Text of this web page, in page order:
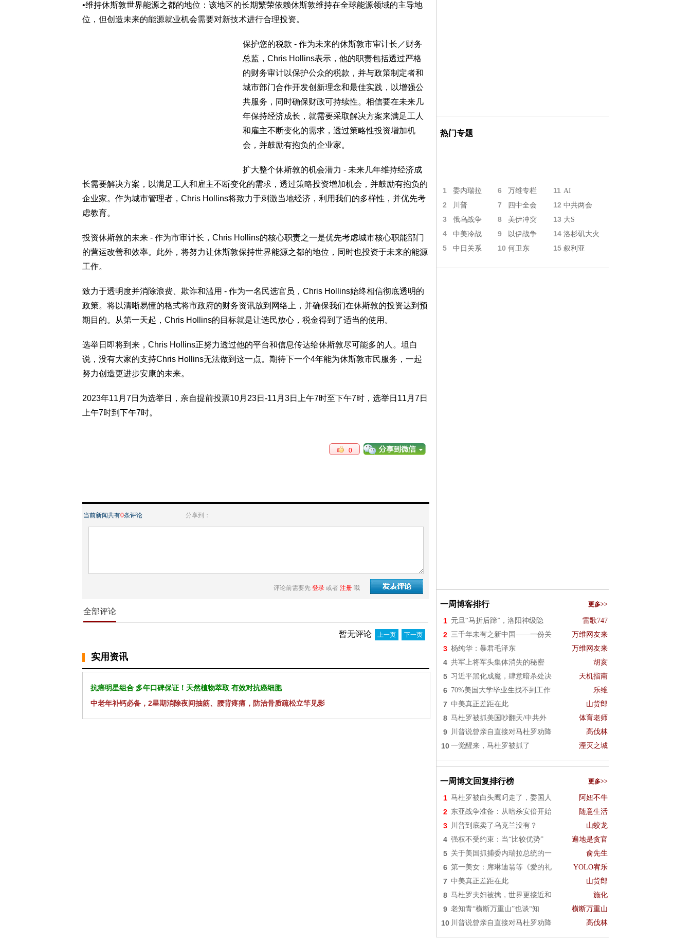
•维持休斯敦世界能源之都的地位：该地区的长期繁荣依赖休斯敦维持在全球能源领域的主导地
位，但创造未来的能源就业机会需要对新技术进行合理投资。
保护您的税款 - 作为未来的休斯敦市审计长／财务
总监，Chris Hollins表示，他的职责包括透过严格
的财务审计以保护公众的税款，并与政策制定者和
城市部门合作开发创新理念和最佳实践，以增强公
共服务，同时确保财政可持续性。相信要在未来几
年保持经济成长，就需要采取解决方案来满足工人
和雇主不断变化的需求，透过策略性投资增加机
会，并鼓励有抱负的企业家。
扩大整个休斯敦的机会潜力 - 未来几年维持经济成
长需要解决方案，以满足工人和雇主不断变化的需求，透过策略投资增加机会，并鼓励有抱负的
企业家。作为城市管理者，Chris Hollins将致力于刺激当地经济，利用我们的多样性，并优先考
虑教育。
投资休斯敦的未来 - 作为市审计长，Chris Hollins的核心职责之一是优先考虑城市核心职能部门
的营运改善和效率。此外，将努力让休斯敦保持世界能源之都的地位，同时也投资于未来的能源
工作。
致力于透明度并消除浪费、欺诈和滥用 - 作为一名民选官员，Chris Hollins始终相信彻底透明的
政策。将以清晰易懂的格式将市政府的财务资讯放到网络上，并确保我们在休斯敦的投资达到预
期目的。从第一天起，Chris Hollins的目标就是让选民放心，税金得到了适当的使用。
选举日即将到来，Chris Hollins正努力透过他的平台和信息传达给休斯敦尽可能多的人。坦白
说，没有大家的支持Chris Hollins无法做到这一点。期待下一个4年能为休斯敦市民服务，一起
努力创造更进步安康的未来。
2023年11月7日为选举日，亲自提前投票10月23日-11月3日上午7时至下午7时，选举日11月7日
上午7时到下午7时。
0
当前新闻共有0条评论 分享到：
评论前需要先 登录 或者 注册 哦
全部评论
暂无评论 上一页 下一页
实用资讯
抗癌明星组合 多年口碑保证！天然植物萃取 有效对抗癌细胞
中老年补钙必备，2星期消除夜间抽筋、腰背疼痛，防治骨质疏松立竿见影
热门专题
1 委内瑞拉 6 万维专栏 11 AI
2 川普 7 四中全会 12 中共两会
3 俄乌战争 8 美伊冲突 13 大S
4 中美冷战 9 以伊战争 14 洛杉矶大火
5 中日关系 10 何卫东 15 叙利亚
一周博客排行 更多>>
1 元旦“马折后蹄”，洛阳神级隐 雷歌747
2 三千年未有之新中国——一份关 万维网友来
3 杨纯华：暴君毛泽东 万维网友来
4 共军上将军头集体消失的秘密 胡亥
5 习近平黑化成魔，肆意暗杀处决 天机指南
6 70%美国大学毕业生找不到工作 乐维
7 中美真正差距在此 山货郎
8 马杜罗被抓美国吵翻天/中共外 体育老师
9 川普说曾亲自直接对马杜罗劝降 高伐林
10 一觉醒来，马杜罗被抓了 湮灭之城
一周博文回复排行榜 更多>>
1 马杜罗被白头鹰叼走了，委国人 阿妞不牛
2 东亚战争准备：从暗杀安倍开始 随意生活
3 川普到底卖了乌克兰没有？ 山蛟龙
4 强权不受约束：当“比较优势” 遍地是贪官
5 关于美国抓捕委内瑞拉总统的一 俞先生
6 第一美女：席琳迪翁等《爱的礼 YOLO宥乐
7 中美真正差距在此 山货郎
8 马杜罗夫妇被擒，世界更接近和 施化
9 老知青“横断万重山”也谈“知 横断万重山
10 川普说曾亲自直接对马杜罗劝降 高伐林